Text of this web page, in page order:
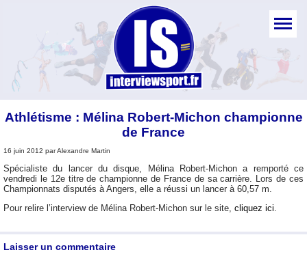
Athlétisme : Mélina Robert-Michon championne
de France
16 juin 2012 par Alexandre Martin
Spécialiste du lancer du disque, Mélina Robert-Michon a remporté ce
vendredi le 12e titre de championne de France de sa carrière. Lors de ces
Championnats disputés à Angers, elle a réussi un lancer à 60,57 m.
Pour relire l’interview de Mélina Robert-Michon sur le site, cliquez ici
Laisser un commentaire